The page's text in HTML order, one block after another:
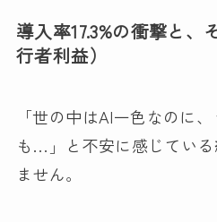
導入率17.3%の衝撃と、
行者利益）
「世の中はAI一色なのに
も…」と不安に感じてい
ません。